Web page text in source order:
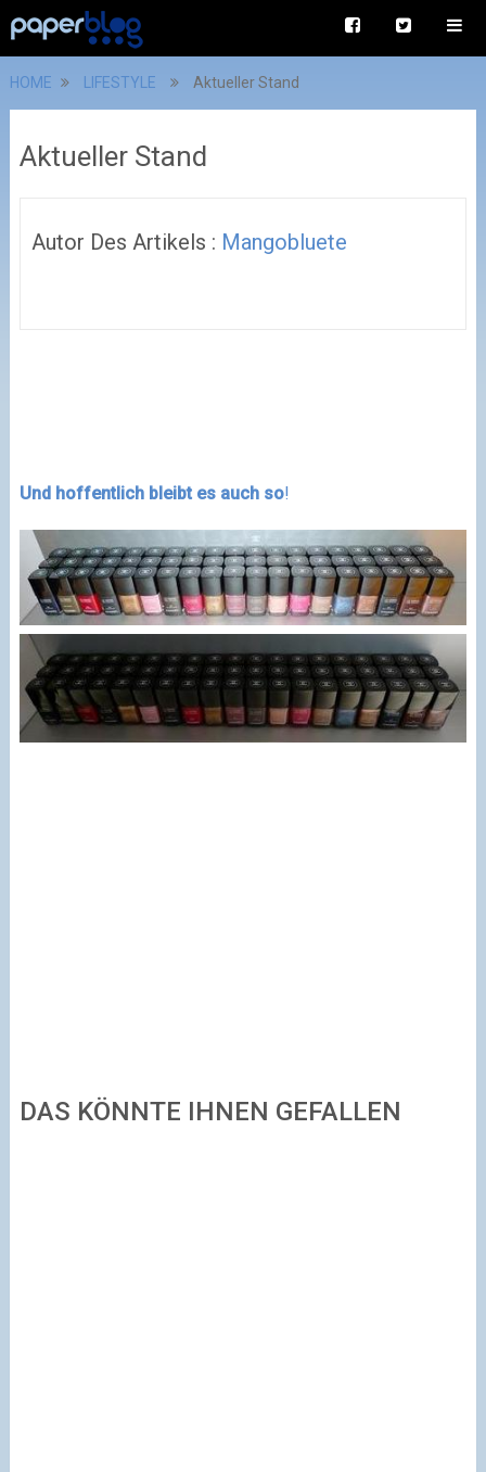
HOME LIFESTYLE Aktueller Stand
Aktueller Stand
Autor Des Artikels : Mangobluete
Und hoffentlich bleibt es auch so!
DAS KÖNNTE IHNEN GEFALLEN